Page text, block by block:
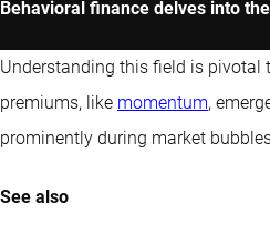
Behavioral finance delves into
Understanding this field is
premiums, like momentum,
prominently during market
See also